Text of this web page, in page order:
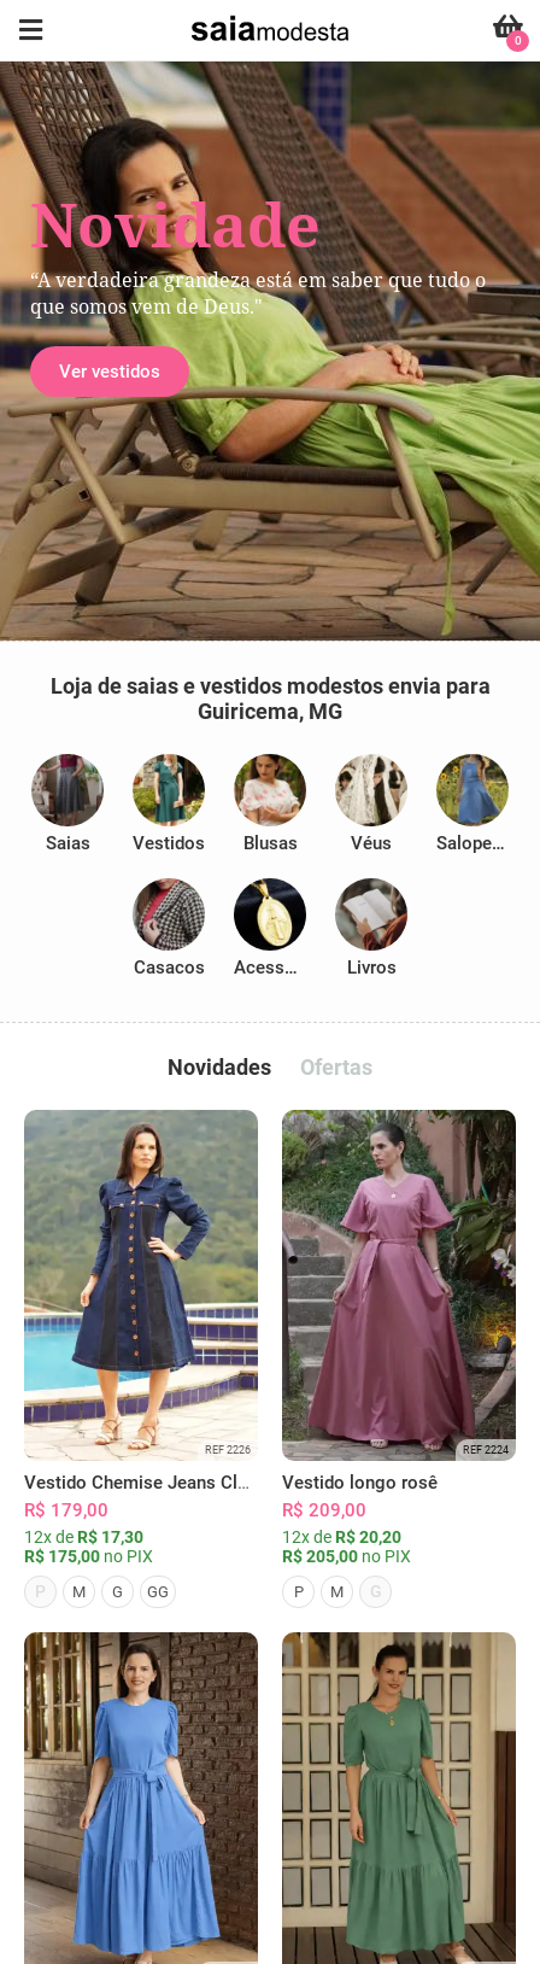
Novidade
“A verdadeira grandeza está em saber que tudo o
que somos vem de Deus."
Ver vestidos
0
Loja de saias e vestidos modestos envia para
Guiricema, MG
Saias Vestidos Blusas Véus Salopetes
Casacos Acessórios Livros
Novidades Ofertas
REF 2226
Vestido Chemise Jeans Clássica Serena
R$ 179,00
12x de R$ 17,30
R$ 175,00 no PIX
P
M G GG
REF 2224
Vestido longo rosê
R$ 209,00
12x de R$ 20,20
R$ 205,00 no PIX
P M G